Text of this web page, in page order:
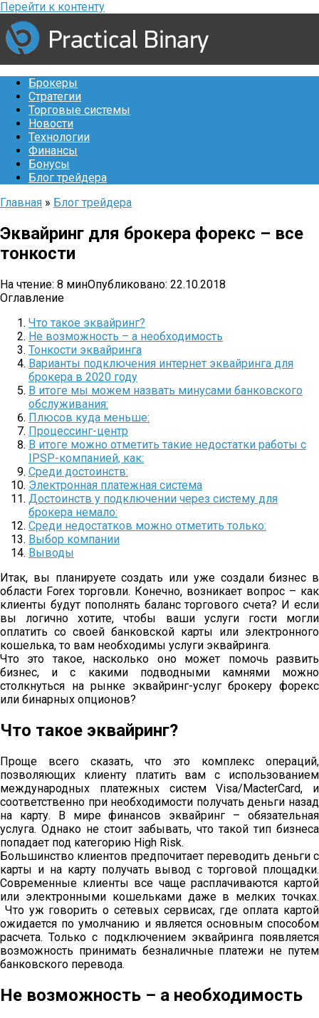
Перейти к контенту
Брокеры
Стратегии
Торговые системы
Новости
Технологии
Финансы
Бонусы
Блог трейдера
Главная » Блог трейдера
Эквайринг для брокера форекс – все
тонкости
На чтение: 8 минОпубликовано: 22.10.2018
Оглавление
Что такое эквайринг?
Не возможность – а необходимость
Тонкости эквайринга
Варианты подключения интернет эквайринга для
брокера в 2020 году
В итоге мы можем назвать минусами банковского
обслуживания:
Плюсов куда меньше:
Процессинг-центр
В итоге можно отметить такие недостатки работы с
IPSP-компанией, как:
Среди достоинств:
Электронная платежная система
Достоинств у подключении через систему для
брокера немало:
Среди недостатков можно отметить только:
Выбор компании
Выводы
Итак, вы планируете создать или уже создали бизнес в
области Forex торговли. Конечно, возникает вопрос – как
клиенты будут пополнять баланс торгового счета? И если
вы логично хотите, чтобы ваши услуги гости могли
оплатить со своей банковской карты или электронного
кошелька, то вам необходимы услуги эквайринга.
Что это такое, насколько оно может помочь развить
бизнес, и с какими подводными камнями можно
столкнуться на рынке эквайринг-услуг брокеру форекс
или бинарных опционов?
Что такое эквайринг?
Проще всего сказать, что это комплекс операций,
позволяющих клиенту платить вам с использованием
международных платежных систем Visa/MacterCard, и
соответственно при необходимости получать деньги назад
на карту. В мире финансов эквайринг – обязательная
услуга. Однако не стоит забывать, что такой тип бизнеса
попадает под категорию High Risk.
Большинство клиентов предпочитает переводить деньги с
карты и на карту получать вывод с торговой площадки.
Современные клиенты все чаще расплачиваются картой
или электронными кошельками даже в мелких точках.
Что уж говорить о сетевых сервисах, где оплата картой
ожидается по умолчанию и является основным способом
расчета. Только с подключением эквайринга появляется
возможность принимать безналичные платежи не путем
банковского перевода.
Не возможность – а необходимость